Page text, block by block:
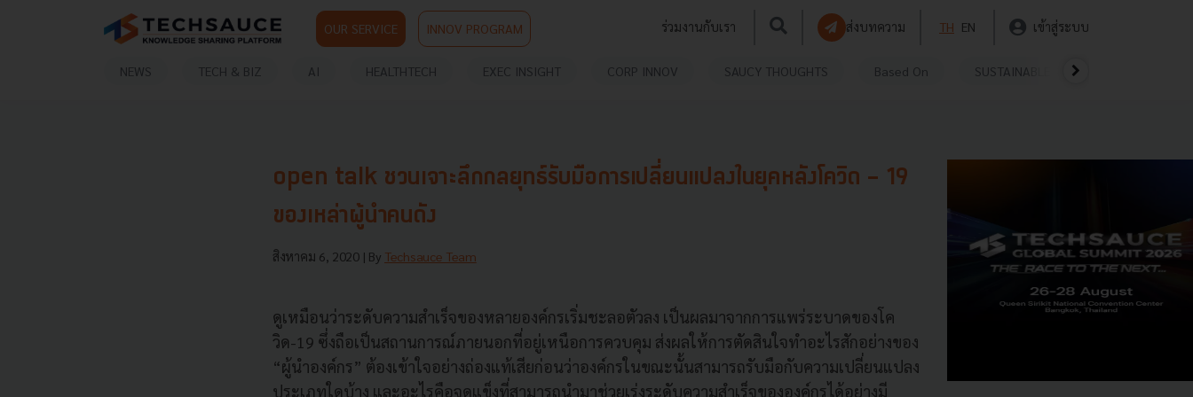
OUR SERVICE INNOV PROGRAM ร่วมงานกับเรา ส่งบทความ TH EN เข้าสู่ระบบ
NEWS TECH & BIZ AI HEALTHTECH EXEC INSIGHT CORP INNOV SAUCY THOUGHTS Based On SUSTAINABLE
open talk ชวนเจาะลึกกลยุทธ์รับมือการเปลี่ยนแปลงในยุคหลังโควิด - 19
ของเหล่าผู้นำคนดัง
สิงหาคม 6, 2020 | By Techsauce Team
ดูเหมือนว่าระดับความสำเร็จของหลายองค์กรเริ่มชะลอตัวลง เป็นผลมาจากการแพร่ระบาดของโค
วิด-19 ซึ่งถือเป็นสถานการณ์ภายนอกที่อยู่เหนือการควบคุม ส่งผลให้การตัดสินใจทำอะไรสักอย่างของ
“ผู้นำองค์กร” ต้องเข้าใจอย่างถ่องแท้เสียก่อนว่าองค์กรในขณะนั้นสามารถรับมือกับความเปลี่ยนแปลง
ประเภทใดบ้าง และอะไรคือจุดแข็งที่สามารถนำมาช่วยเร่งระดับความสำเร็จขององค์กรได้อย่างมี